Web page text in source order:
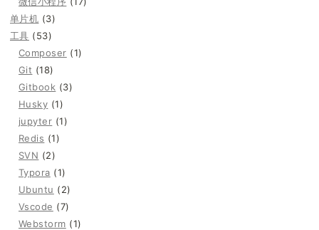
单片机 (3)
工具 (53)
Composer (1)
Git (18)
Gitbook (3)
Husky (1)
jupyter (1)
Redis (1)
SVN (2)
Typora (1)
Ubuntu (2)
Vscode (7)
Webstorm (1)